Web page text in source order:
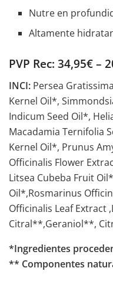
Nutre en
Altamente
PVP Rec: 34,95€ –
INCI: Persea
Kernel Oil*,
Indicum Seed Oil*,
Macadamia Ternifolia
Kernel Oil*, Prunus
Officinalis Flower
Litsea Cubeba Fruit
Oil*,Rosmarinus
Officinalis Leaf
Citral**,Geraniol**,
*Ingredientes
** Componentes